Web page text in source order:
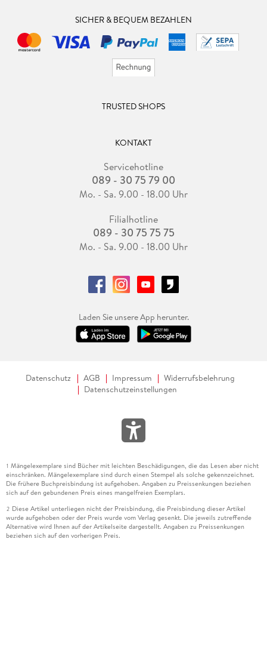
SICHER & BEQUEM BEZAHLEN
TRUSTED SHOPS
KONTAKT
Servicehotline
089 - 30 75 79 00
Mo. - Sa. 9.00 - 18.00 Uhr
Filialhotline
089 - 30 75 75 75
Mo. - Sa. 9.00 - 18.00 Uhr
Laden Sie unsere App herunter.
Datenschutz AGB Impressum
Widerrufsbelehrung
Datenschutzeinstellungen
1 Mängelexemplare sind Bücher mit leichten Beschädigungen, die das Lesen aber nicht
einschränken. Mängelexemplare sind durch einen Stempel als solche gekennzeichnet.
Die frühere Buchpreisbindung ist aufgehoben. Angaben zu Preissenkungen beziehen
sich auf den gebundenen Preis eines mangelfreien Exemplars.
2 Diese Artikel unterliegen nicht der Preisbindung, die Preisbindung dieser Artikel
wurde aufgehoben oder der Preis wurde vom Verlag gesenkt. Die jeweils zutreffende
Alternative wird Ihnen auf der Artikelseite dargestellt. Angaben zu Preissenkungen
beziehen sich auf den vorherigen Preis.